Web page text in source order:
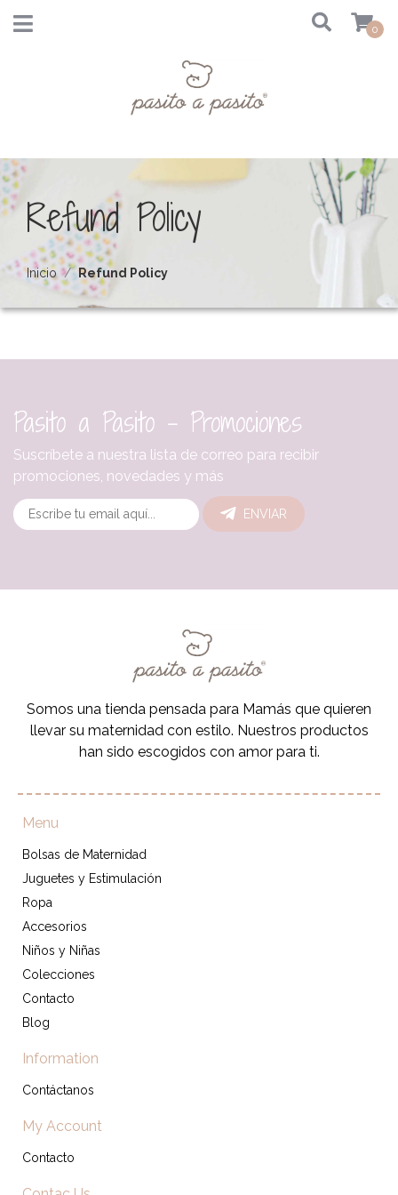
0
Refund Policy
Inicio Refund Policy
Pasito a Pasito - Promociones
Suscríbete a nuestra lista de correo para recibir
promociones, novedades y más
ENVIAR
Somos una tienda pensada para Mamás que quieren
llevar su maternidad con estilo. Nuestros productos
han sido escogidos con amor para ti.
Menu
Bolsas de Maternidad
Juguetes y Estimulación
Ropa
Accesorios
Niños y Niñas
Colecciones
Contacto
Blog
Information
Contáctanos
My Account
Contacto